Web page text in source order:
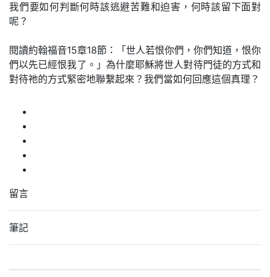
我們要如何判斷何時該逃避苦難和迫害，何時該留下面對
呢？
閱讀約翰福音15章18節：「世人若恨你們，你們知道，恨你
們以先已經恨我了。」為什麼耶穌將世人對待門徒的方式和
對待祂的方式緊密地聯繫起來？我們當如何回應這個真理？
留言
筆記